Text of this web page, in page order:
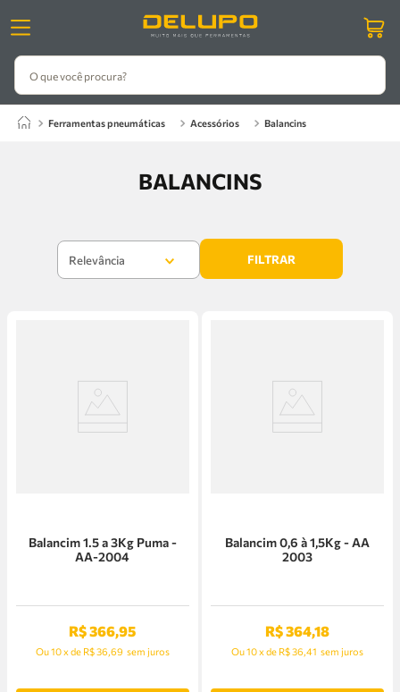
O que você procura?
ferramentas pneumáticas acessórios balancins
BALANCINS
Relevância FILTRAR
Balancim 1.5 a 3Kg Puma -
AA-2004
R$366,95
Ou10xde R$ 36,69 sem juros
Balancim 0,6 à 1,5Kg - AA
2003
R$364,18
Ou10xde R$ 36,41 sem juros